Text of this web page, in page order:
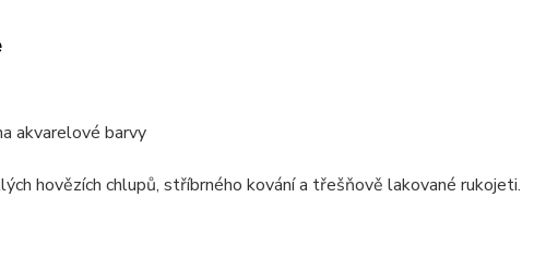
akvarelové barvy
hovězích chlupů, stříbrného kování a třešňově lakované rukojeti.